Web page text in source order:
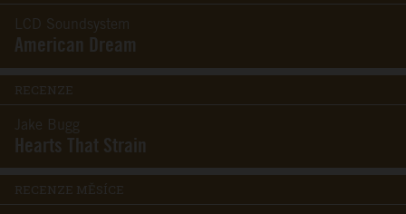
LCD Soundsystem
American Dream
RECENZE
Jake Bugg
Hearts That Strain
RECENZE MĚSÍCE